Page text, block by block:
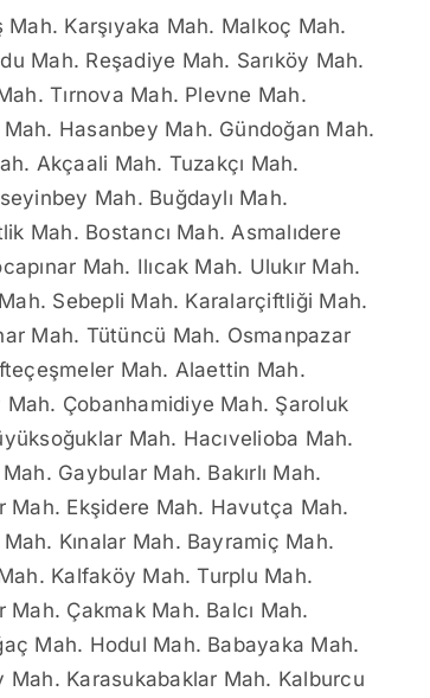
Mah. Karşıyaka Mah. Malkoç Mah.
Mah. Reşadiye Mah. Sarıköy Mah.
Tırnova Mah. Plevne Mah.
Mah. Hasanbey Mah. Gündoğan Mah.
Akçaali Mah. Tuzakçı Mah.
Mah. Buğdaylı Mah.
Mah. Bostancı Mah. Asmalıdere
Mah. Ilıcak Mah. Ulukır Mah.
Mah. Sebepli Mah. Karalarçiftliği Mah.
Mah. Tütüncü Mah. Osmanpazar
Mah. Alaettin Mah.
Mah. Çobanhamidiye Mah. Şaroluk
Mah. Hacıvelioba Mah.
Gaybular Mah. Bakırlı Mah.
Mah. Ekşidere Mah. Havutça Mah.
Kınalar Mah. Bayramiç Mah.
Kalfaköy Mah. Turplu Mah.
Mah. Çakmak Mah. Balcı Mah.
Mah. Hodul Mah. Babayaka Mah.
Mah. Karasukabaklar Mah. Kalburcu